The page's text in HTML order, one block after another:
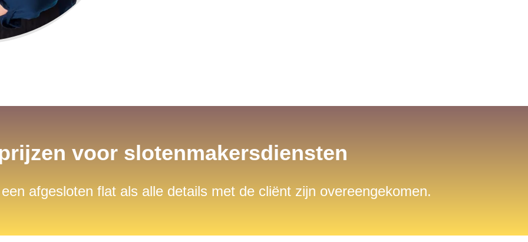
voor slotenmakersdiensten
afgesloten flat als alle details met de cliënt zijn overeengekomen.